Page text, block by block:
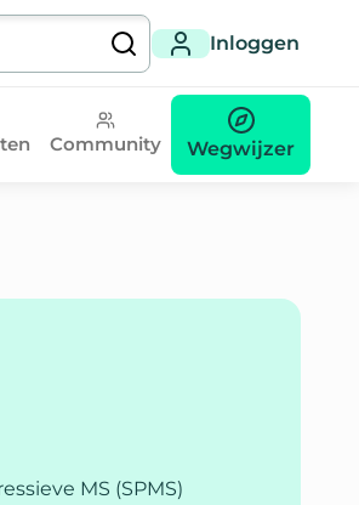
Inloggen
Community Wegwijzer
MS (SPMS)